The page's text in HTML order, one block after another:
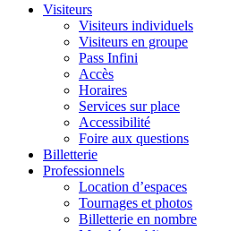
Visiteurs
Visiteurs individuels
Visiteurs en groupe
Pass Infini
Accès
Horaires
Services sur place
Accessibilité
Foire aux questions
Billetterie
Professionnels
Location d’espaces
Tournages et photos
Billetterie en nombre